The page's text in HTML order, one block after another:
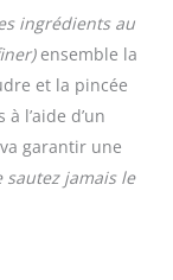
ingrédients au
ensemble la
et la pincée
l’aide d’un
garantir une
sautez jamais le